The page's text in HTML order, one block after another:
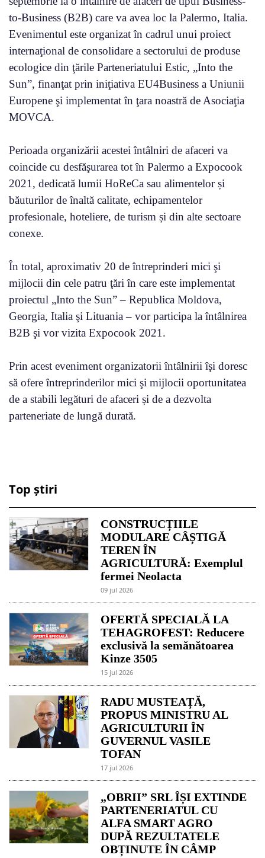
to-Business (B2B) care va avea loc la Palermo, Italia.
Evenimentul este organizat în cadrul unui proiect
internaţional de consolidare a sectorului de produse
ecologice din ţările Parteneriatului Estic, „Into the
Sun”, finanţat prin iniţiativa EU4Business a Uniunii
Europene şi implementat în ţara noastră de Asociaţia
MOVCA.
Perioada organizării acestei întâlniri de afaceri va
coincide cu desfăşurarea tot în Palermo a Expocook
2021, dedicată lumii HoReCa sau alimentelor și
băuturilor de înaltă calitate, echipamentelor
profesionale, hoteliere, de turism și din alte sectoare
conexe.
În total, aproximativ 20 de întreprinderi mici şi
mijlocii din cele patru ţări în care este implementat
proiectul „Into the Sun” – Republica Moldova,
Georgia, Italia şi Lituania – vor participa la întâlnirea
B2B şi vor vizita Expocook 2021.
Prin acest eveniment organizatorii întâlnirii îşi doresc
să ofere întreprinderilor mici şi mijlocii oportunitatea
de a stabili legături de afaceri și de a dezvolta
parteneriate de lungă durată.
Top știri
CONSTRUCȚIILE
MODULARE CÂȘTIGĂ
TEREN ÎN
AGRICULTURĂ: Exemplul
fermei Neolacta
09 jul 2026
OFERTĂ SPECIALĂ LA
TEHAGROFEST: Reducere
exclusivă la semănătoarea
Kinze 3505
15 jul 2026
RADU MUSTEAȚĂ,
PROPUS MINISTRU AL
AGRICULTURII ÎN
GUVERNUL VASILE
TOFAN
17 jul 2026
„OBRII” SRL ÎȘI EXTINDE
PARTENERIATUL CU
ALFA SMART AGRO
DUPĂ REZULTATELE
OBȚINUTE ÎN CÂMP